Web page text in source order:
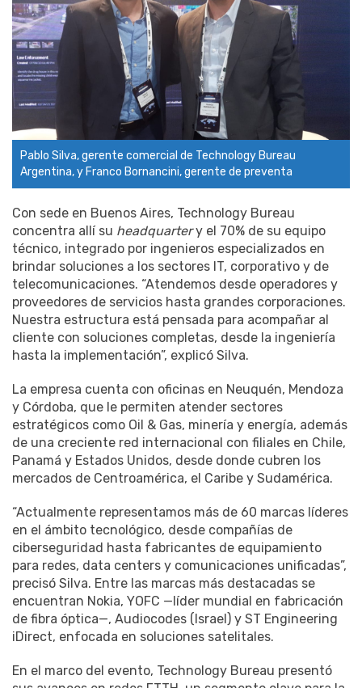
Pablo Silva, gerente comercial de Technology Bureau
Argentina, y Franco Bornancini, gerente de preventa
Con sede en Buenos Aires, Technology Bureau
concentra allí su headquartery el 70% de su equipo
técnico, integrado por ingenieros especializados en
brindar soluciones a los sectores IT, corporativo y de
telecomunicaciones. “Atendemos desde operadores y
proveedores de servicios hasta grandes corporaciones.
Nuestra estructura está pensada para acompañar al
cliente con soluciones completas, desde la ingeniería
hasta la implementación”, explicó Silva.
La empresa cuenta con oficinas en Neuquén, Mendoza
y Córdoba, que le permiten atender sectores
estratégicos como Oil & Gas, minería y energía, además
de una creciente red internacional con filiales en Chile,
Panamá y Estados Unidos, desde donde cubren los
mercados de Centroamérica, el Caribe y Sudamérica.
“Actualmente representamos más de 60 marcas líderes
en el ámbito tecnológico, desde compañías de
ciberseguridad hasta fabricantes de equipamiento
para redes, data centers y comunicaciones unificadas”,
precisó Silva. Entre las marcas más destacadas se
encuentran Nokia, YOFC —líder mundial en fabricación
de fibra óptica—, Audiocodes (Israel) y ST Engineering
iDirect, enfocada en soluciones satelitales.
En el marco del evento, Technology Bureau presentó